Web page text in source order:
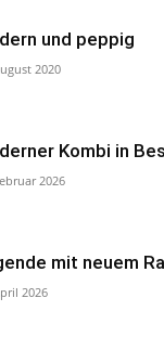
und peppig
2020
Kombi in
2026
mit neuem
2026